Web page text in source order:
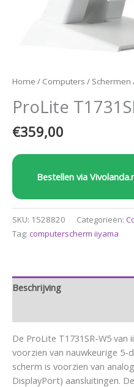
Home / Computers / Schermen
ProLite
€359,00
Bestellen via
SKU: 1528820 Categorieën:
Tag: computerscherm iiyama
Beschrijving
De ProLite T1731SR-W5 van
voorzien van nauwkeurige
scherm is voorzien van
DisplayPort) aansluitingen.